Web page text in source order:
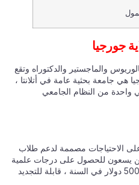
جورجيا
والماجستير والدكتوراه وتقع
هي جامعة بحثية عامة في أتلانتا ،
في عام 1913 ، وهي واحدة من النظام الجامعي
على الاحتياجات مصممة لدعم طلاب
يسعون للحصول على درجات علمية
بعد المدرسة الثانوية. ما يصل إلى 5000 دولار في السنة ، قابلة للتجديد